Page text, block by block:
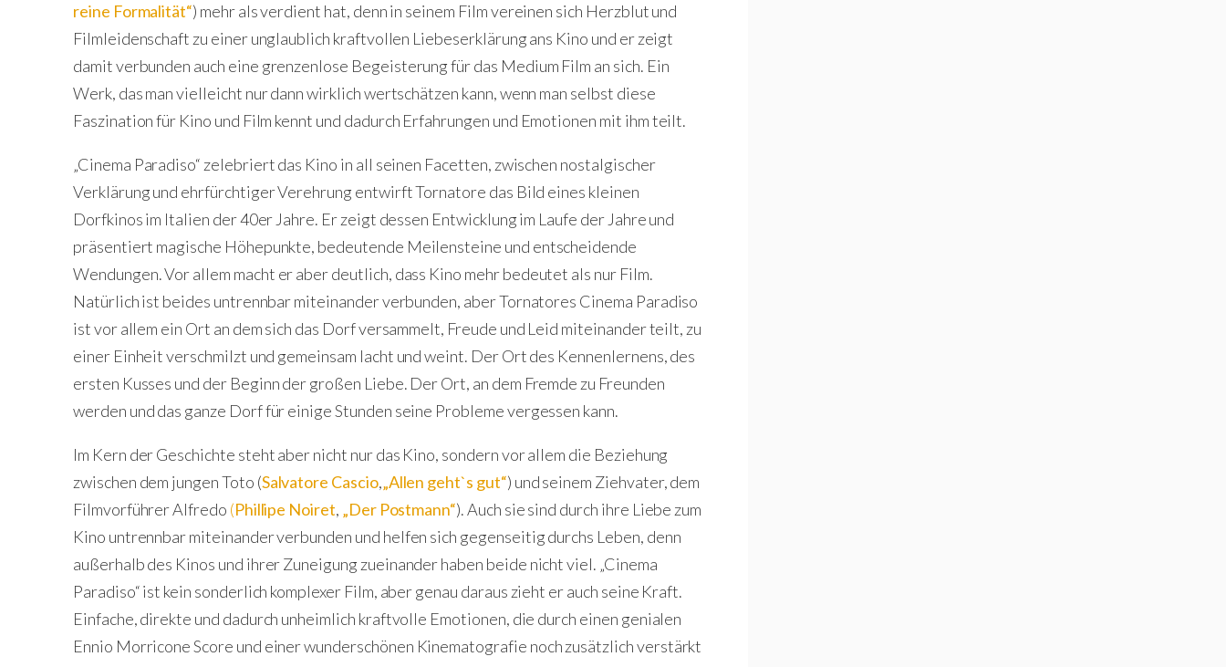
reine Formalität“) mehr als verdient hat, denn in seinem Film vereinen sich Herzblut und
Filmleidenschaft zu einer unglaublich kraftvollen Liebeserklärung ans Kino und er zeigt
damit verbunden auch eine grenzenlose Begeisterung für das Medium Film an sich. Ein
Werk, das man vielleicht nur dann wirklich wertschätzen kann, wenn man selbst diese
Faszination für Kino und Film kennt und dadurch Erfahrungen und Emotionen mit ihm teilt.
„Cinema Paradiso“ zelebriert das Kino in all seinen Facetten, zwischen nostalgischer
Verklärung und ehrfürchtiger Verehrung entwirft Tornatore das Bild eines kleinen
Dorfkinos im Italien der 40er Jahre. Er zeigt dessen Entwicklung im Laufe der Jahre und
präsentiert magische Höhepunkte, bedeutende Meilensteine und entscheidende
Wendungen. Vor allem macht er aber deutlich, dass Kino mehr bedeutet als nur Film.
Natürlich ist beides untrennbar miteinander verbunden, aber Tornatores Cinema Paradiso
ist vor allem ein Ort an dem sich das Dorf versammelt, Freude und Leid miteinander teilt, zu
einer Einheit verschmilzt und gemeinsam lacht und weint. Der Ort des Kennenlernens, des
ersten Kusses und der Beginn der großen Liebe. Der Ort, an dem Fremde zu Freunden
werden und das ganze Dorf für einige Stunden seine Probleme vergessen kann.
Im Kern der Geschichte steht aber nicht nur das Kino, sondern vor allem die Beziehung
zwischen dem jungen Toto (Salvatore Cascio,„Allen geht`s gut“) und seinem Ziehvater, dem
Filmvorführer Alfredo (Phillipe Noiret, „Der Postmann“). Auch sie sind durch ihre Liebe zum
Kino untrennbar miteinander verbunden und helfen sich gegenseitig durchs Leben, denn
außerhalb des Kinos und ihrer Zuneigung zueinander haben beide nicht viel. „Cinema
Paradiso“ ist kein sonderlich komplexer Film, aber genau daraus zieht er auch seine Kraft.
Einfache, direkte und dadurch unheimlich kraftvolle Emotionen, die durch einen genialen
Ennio Morricone Score und einer wunderschönen Kinematografie noch zusätzlich verstärkt